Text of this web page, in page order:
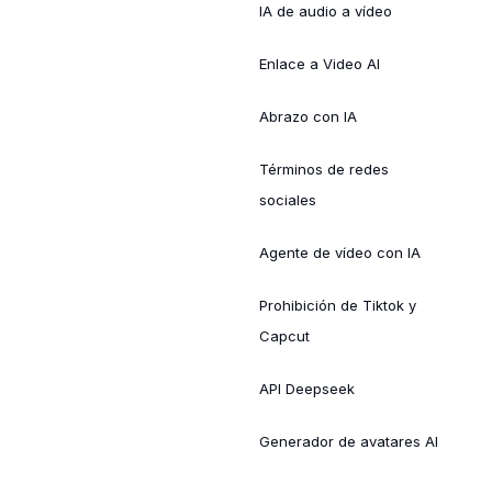
IA de audio a vídeo
Enlace a Video AI
Abrazo con IA
Términos de redes
sociales
Agente de vídeo con IA
Prohibición de Tiktok y
Capcut
API Deepseek
Generador de avatares AI